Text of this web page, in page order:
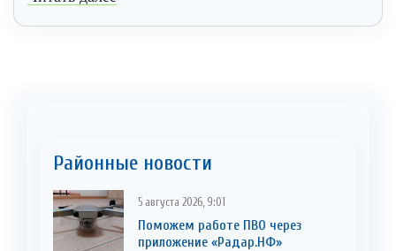
Районные новости
5 августа 2026, 9:01
Поможем работе ПВО через
приложение «Радар.НФ»